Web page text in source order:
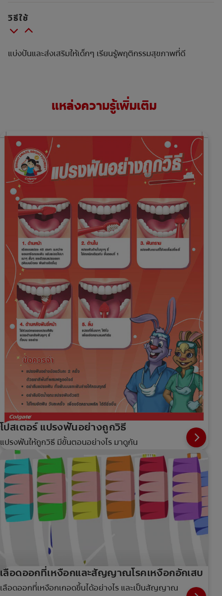
วิธีใช้
แบ่งปันและส่งเสริมให้เด็กๆ เรียนรู้พฤติกรรมสุขภาพที่ดี
แหล่งความรู้เพิ่มเติม
โปสเตอร์ แปรงฟันอย่างถูกวิธี
แปรงฟันให้ถูกวิธี มีขั้นตอนอย่างไร มาดูกัน
เลือดออกที่เหงือกและสัญญาณโรคเหงือกอักเสบ
เลือดออกที่เหงือกเกอดขึ้นได้อย่างไร และเป็นสัญญาณ